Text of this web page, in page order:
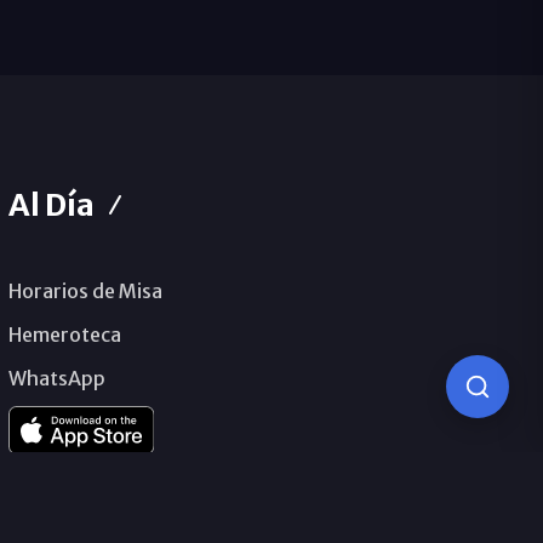
Al Día
Horarios de Misa
Hemeroteca
WhatsApp